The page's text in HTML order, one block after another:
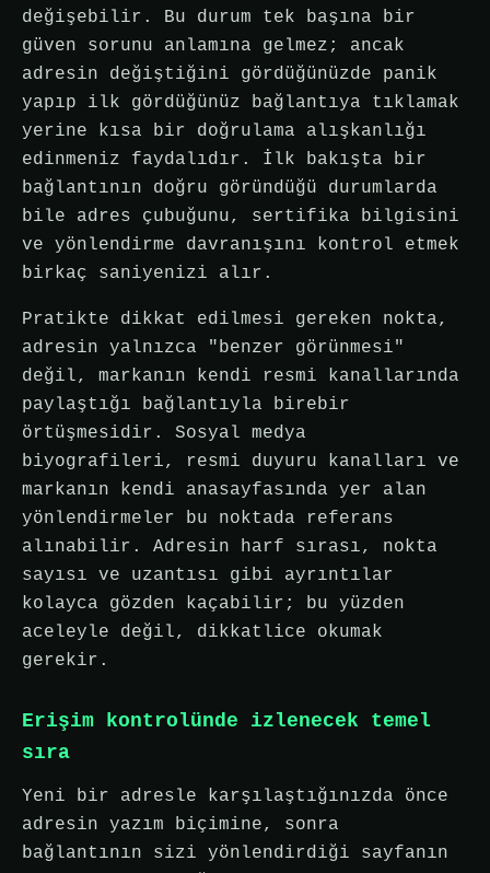
değişebilir. Bu durum tek başına bir
güven sorunu anlamına gelmez; ancak
adresin değiştiğini gördüğünüzde panik
yapıp ilk gördüğünüz bağlantıya tıklamak
yerine kısa bir doğrulama alışkanlığı
edinmeniz faydalıdır. İlk bakışta bir
bağlantının doğru göründüğü durumlarda
bile adres çubuğunu, sertifika bilgisini
ve yönlendirme davranışını kontrol etmek
birkaç saniyenizi alır.
Pratikte dikkat edilmesi gereken nokta,
adresin yalnızca "benzer görünmesi"
değil, markanın kendi resmi kanallarında
paylaştığı bağlantıyla birebir
örtüşmesidir. Sosyal medya
biyografileri, resmi duyuru kanalları ve
markanın kendi anasayfasında yer alan
yönlendirmeler bu noktada referans
alınabilir. Adresin harf sırası, nokta
sayısı ve uzantısı gibi ayrıntılar
kolayca gözden kaçabilir; bu yüzden
aceleyle değil, dikkatlice okumak
gerekir.
Erişim kontrolünde izlenecek temel
sıra
Yeni bir adresle karşılaştığınızda önce
adresin yazım biçimine, sonra
bağlantının sizi yönlendirdiği sayfanın